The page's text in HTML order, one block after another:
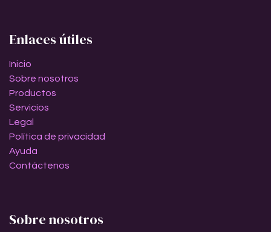
Enlaces útiles
Inicio
Sobre nosotros
Productos
Servicios
Legal
Política de privacidad
Ayuda
Contáctenos
Sobre nosotros